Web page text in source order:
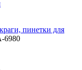
пинетки для
6980